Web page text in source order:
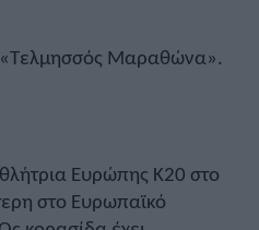
«Τελμησσός Μαραθώνα».
Ευρώπης Κ20 στο
στο Ευρωπαϊκό